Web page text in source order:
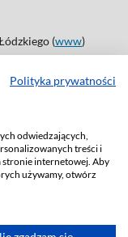
Polityka prywatności
odwiedzających,
treści i
stronie internetowej. Aby
używamy, otwórz
(www)